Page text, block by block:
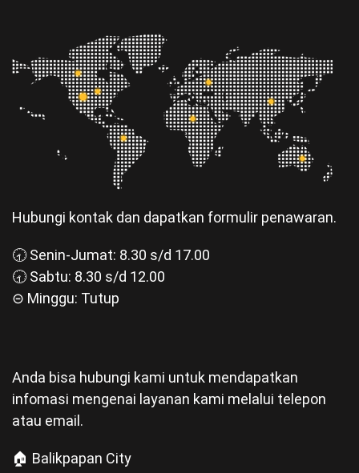
Hubungi kontak dan dapatkan formulir penawaran.
🕣 Senin-Jumat: 8.30 s/d 17.00
🕣 Sabtu: 8.30 s/d 12.00
⊝ Minggu: Tutup
Anda bisa hubungi kami untuk mendapatkan
infomasi mengenai layanan kami melalui telepon
atau email.
🏠 Balikpapan City